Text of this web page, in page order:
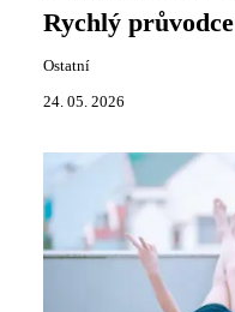
Rychlý průvodce
Ostatní
24. 05. 2026